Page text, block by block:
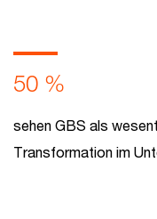
50 %
sehen GBS als
Transformation im